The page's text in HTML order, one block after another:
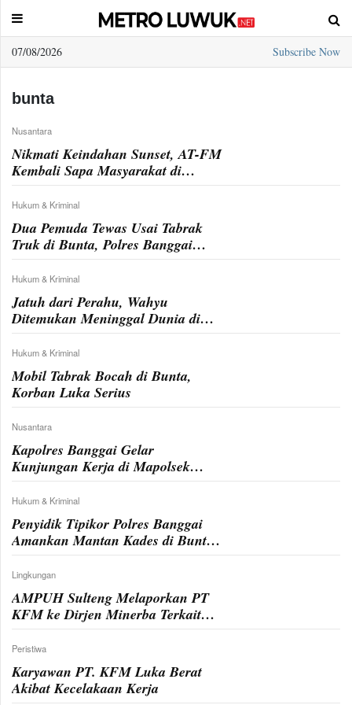
07/08/2026
Subscribe Now
Sample
bunta
Nusantara
Nikmati Keindahan Sunset, AT-FM
Kembali Sapa Masyarakat di
Kecamatan Bunta
Hukum & Kriminal
Dua Pemuda Tewas Usai Tabrak
Truk di Bunta, Polres Banggai
Olah TKP
Hukum & Kriminal
Jatuh dari Perahu, Wahyu
Ditemukan Meninggal Dunia di
Perairan Bunta
Hukum & Kriminal
Mobil Tabrak Bocah di Bunta,
Korban Luka Serius
Nusantara
Kapolres Banggai Gelar
Kunjungan Kerja di Mapolsek
Bunta
Hukum & Kriminal
Penyidik Tipikor Polres Banggai
Amankan Mantan Kades di Bunta
Terkait Dugaan Korupsi Rp 592
Juta
Lingkungan
AMPUH Sulteng Melaporkan PT
KFM ke Dirjen Minerba Terkait
Pelanggaran Pertambangan
Peristiwa
Karyawan PT. KFM Luka Berat
Akibat Kecelakaan Kerja